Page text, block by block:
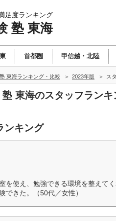
足度ランキング
塾 東海
首都圏 甲信越・北陸
東海ランキング・比較 2023年版 ス
塾 東海のスタッフラン
ンキング
を使え、勉強できる環境を整えて
できた。（50代／女性）